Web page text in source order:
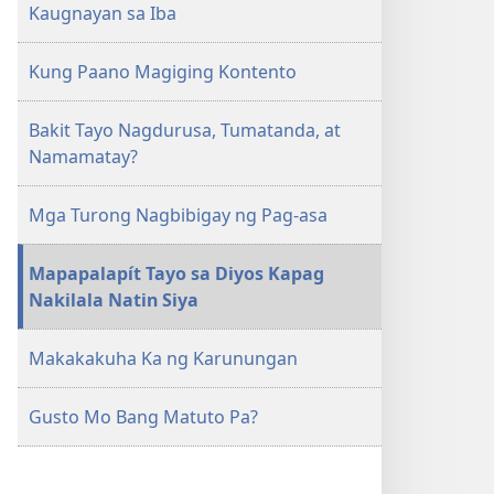
Kaugnayan sa Iba
Kung Paano Magiging Kontento
Bakit Tayo Nagdurusa, Tumatanda, at
Namamatay?
Mga Turong Nagbibigay ng Pag-asa
Mapapalapít Tayo sa Diyos Kapag
Nakilala Natin Siya
Makakakuha Ka ng Karunungan
Gusto Mo Bang Matuto Pa?